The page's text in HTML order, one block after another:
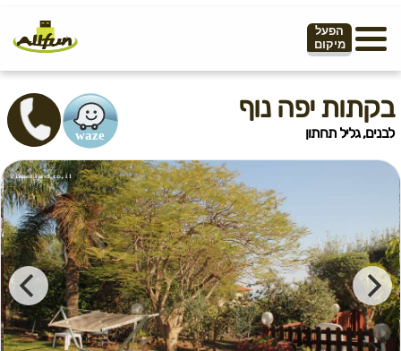
הפעל
מיקום
בקתות יפה נוף
לבנים, גליל תחתון